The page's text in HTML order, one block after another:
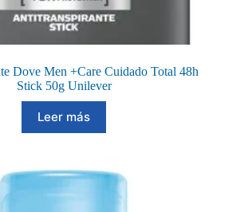
Dove Men +Care Cuidado Total 48h
Stick 50g Unilever
Leer más